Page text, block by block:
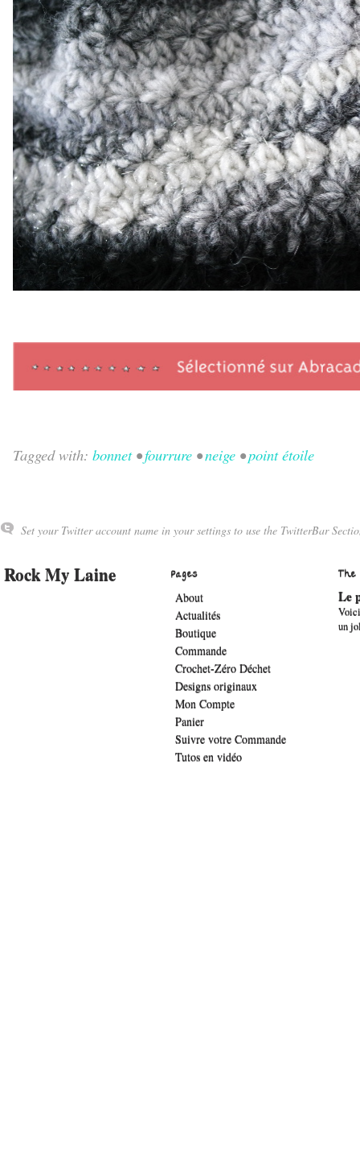
Tagged with: bonnet•fourrure •neige •point étoile
Set your Twitter account name in your settings to use the TwitterBar
Rock My Laine Pages
About
Actualités
Boutique
Commande
Crochet-Zéro Déchet
Designs originaux
Mon Compte
Panier
Suivre votre Commande
Tutos en vidéo
Le
un